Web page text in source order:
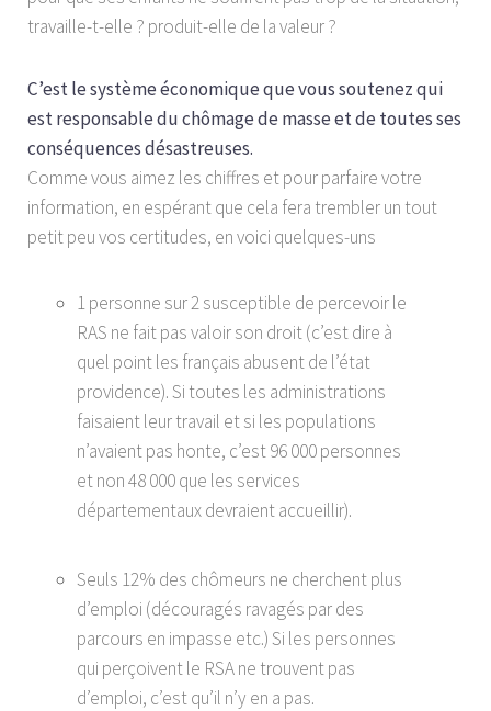
travaille-t-elle ? produit-elle de la valeur ?
C’est le système économique que vous soutenez qui
est responsable du chômage de masse et de toutes ses
conséquences désastreuses.
Comme vous aimez les chiffres et pour parfaire votre
information, en espérant que cela fera trembler un tout
petit peu vos certitudes, en voici quelques-uns
1 personne sur 2 susceptible de percevoir le
RAS ne fait pas valoir son droit (c’est dire à
quel point les français abusent de l’état
providence). Si toutes les administrations
faisaient leur travail et si les populations
n’avaient pas honte, c’est 96 000 personnes
et non 48 000 que les services
départementaux devraient accueillir).
Seuls 12% des chômeurs ne cherchent plus
d’emploi (découragés ravagés par des
parcours en impasse etc.) Si les personnes
qui perçoivent le RSA ne trouvent pas
d’emploi, c’est qu’il n’y en a pas.